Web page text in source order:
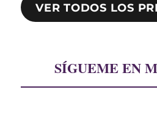
VER TODOS LOS
SÍGUEME EN